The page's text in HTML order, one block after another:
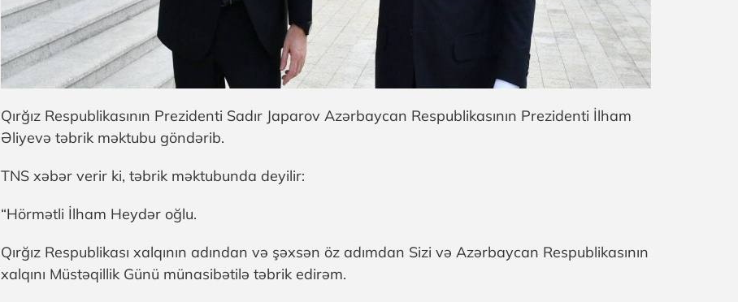
Qırğız Respublikasının Prezidenti Sadır Japarov Azərbaycan Respublikasının Prezidenti İlham
Əliyevə təbrik məktubu göndərib.
TNS xəbər verir ki, təbrik məktubunda deyilir:
“Hörmətli İlham Heydər oğlu.
Qırğız Respublikası xalqının adından və şəxsən öz adımdan Sizi və Azərbaycan Respublikasının
xalqını Müstəqillik Günü münasibətilə təbrik edirəm.